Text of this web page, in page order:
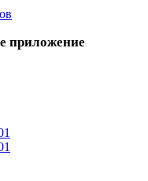
приложение